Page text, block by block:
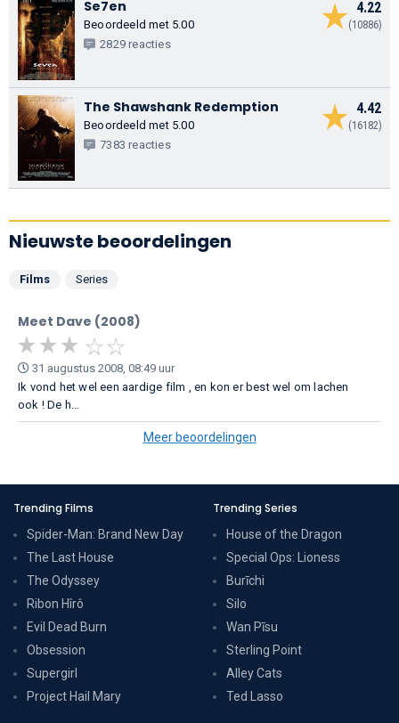
4.22
(10886)
Se7en
Beoordeeld met 5.00
2829 reacties
4.42
(16182)
The Shawshank Redemption
Beoordeeld met 5.00
7383 reacties
Nieuwste beoordelingen
Films Series
Meet Dave (2008)
31 augustus 2008, 08:49 uur
Ik vond het wel een aardige film , en kon er best wel om lachen
ook ! De h...
Meer beoordelingen
Trending Films
Spider-Man: Brand New Day
The Last House
The Odyssey
Ribon Hîrô
Evil Dead Burn
Obsession
Supergirl
Project Hail Mary
Trending Series
House of the Dragon
Special Ops: Lioness
Burīchi
Silo
Wan Pīsu
Sterling Point
Alley Cats
Ted Lasso